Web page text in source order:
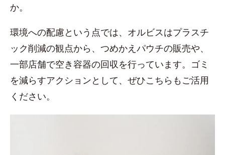
か。
環境への配慮という点では、オルビスはプラスチ
ック削減の観点から、つめかえパウチの販売や、
一部店舗で空き容器の回収を行っています。ゴミ
を減らすアクションとして、ぜひこちらもご活用
ください。